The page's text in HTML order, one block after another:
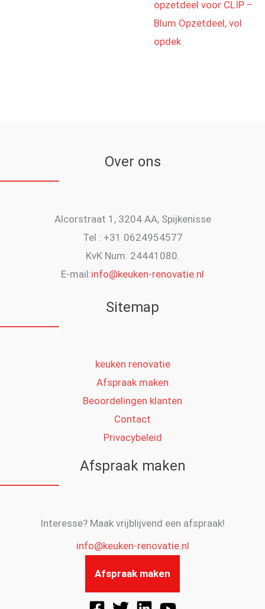
opzetdeel voor CLIP –
Blum Opzetdeel, vol
opdek
Over ons
Alcorstraat 1, 3204 AA, Spijkenisse
Tel : +31 0624954577
KvK Num: 24441080.
E-mail:info@keuken-renovatie.nl
Sitemap
keuken renovatie
Afspraak maken
Beoordelingen klanten
Contact
Privacybeleid
Afspraak maken
Interesse? Maak vrijblijvend een afspraak!
info@keuken-renovatie.nl
Afspraak maken